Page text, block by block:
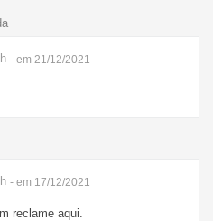
- em 21/12/2021
- em 17/12/2021
reclame aqui.